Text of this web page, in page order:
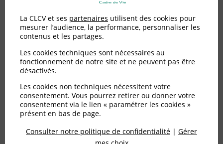
sur les pesticides
7 questions sur les
pesticides
Publié le23/06/2021(mis à jour le23/06/2021)
Environnement / Santé
La CLCV et ses partenaires utilisent des cookies pour
mesurer l’audience, la performance, personnaliser les
contenus et les partages.
Les cookies techniques sont nécessaires au
fonctionnement de notre site et ne peuvent pas être
désactivés.
Les cookies non techniques nécessitent votre
consentement. Vous pourrez retirer ou donner votre
consentement via le lien « paramétrer les cookies »
présent en bas de page.
Consulter notre politique de confidentialité | Gérer